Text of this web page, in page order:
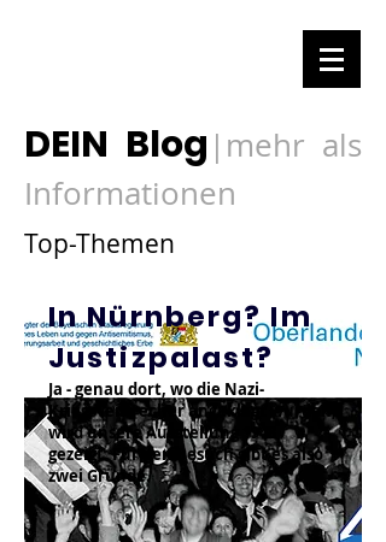
DEIN Blog | mehr als
Informationen
Top-Themen
In Nürnberg? Im
Justizpalast?
Ja - genau dort, wo die Nazi-
Kriegsverbrecher angeklagt wurden,
wird unsere Ausstellung 1948
gezeigt. Für den Besuch gibt es also
zwei Gründe.